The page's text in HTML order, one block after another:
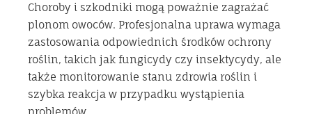
Choroby i szkodniki mogą poważnie zagrażać
plonom owoców. Profesjonalna uprawa wymaga
zastosowania odpowiednich środków ochrony
roślin, takich jak fungicydy czy insektycydy, ale
także monitorowanie stanu zdrowia roślin i
szybka reakcja w przypadku wystąpienia